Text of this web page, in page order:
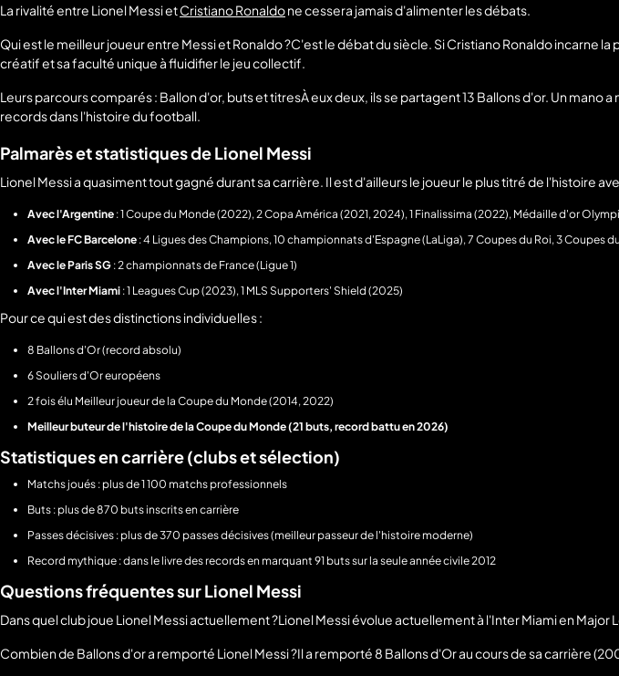
La rivalité entre Lionel Messi etCristiano Ronaldone cessera jamais d'alimenter les débats.
Qui est le meilleur joueur entre Messi et Ronaldo ?C'est le débat du siècle. Si Cristiano Ronaldo incarne
créatif et sa faculté unique à fluidifier le jeu collectif.
Leurs parcours comparés : Ballon d'or, buts et titresÀ eux deux, ils se partagent 13 Ballons d'or. Un
records dans l'histoire du football.
Palmarès et statistiques de Lionel Messi
Lionel Messi a quasiment tout gagné durant sa carrière. Il est d'ailleurs le joueur le plus titré de l'histoire
Avec l'Argentine : 1 Coupe du Monde (2022), 2 Copa América (2021, 2024), 1 Finalissima (2022), Médaille d'or
Avec le FC Barcelone : 4 Ligues des Champions, 10 championnats d'Espagne (LaLiga), 7 Coupes du Roi, 3 Coupes
Avec le Paris SG : 2 championnats de France (Ligue 1)
Avec l'Inter Miami : 1 Leagues Cup (2023), 1 MLS Supporters' Shield (2025)
Pour ce qui est des distinctions individuelles :
8 Ballons d'Or (record absolu)
6 Souliers d'Or européens
2 fois élu Meilleur joueur de la Coupe du Monde (2014, 2022)
Meilleur buteur de l'histoire de la Coupe du Monde (21 buts, record battu en 2026)
Statistiques en carrière (clubs et sélection)
Matchs joués : plus de 1 100 matchs professionnels
Buts : plus de 870 buts inscrits en carrière
Passes décisives : plus de 370 passes décisives (meilleur passeur de l'histoire moderne)
Record mythique : dans le livre des records en marquant 91 buts sur la seule année civile 2012
Questions fréquentes sur Lionel Messi
Dans quel club joue Lionel Messi actuellement ?Lionel Messi évolue actuellement à l'Inter Miami en Major
Combien de Ballons d'or a remporté Lionel Messi ?Il a remporté 8 Ballons d'Or au cours de sa carrière